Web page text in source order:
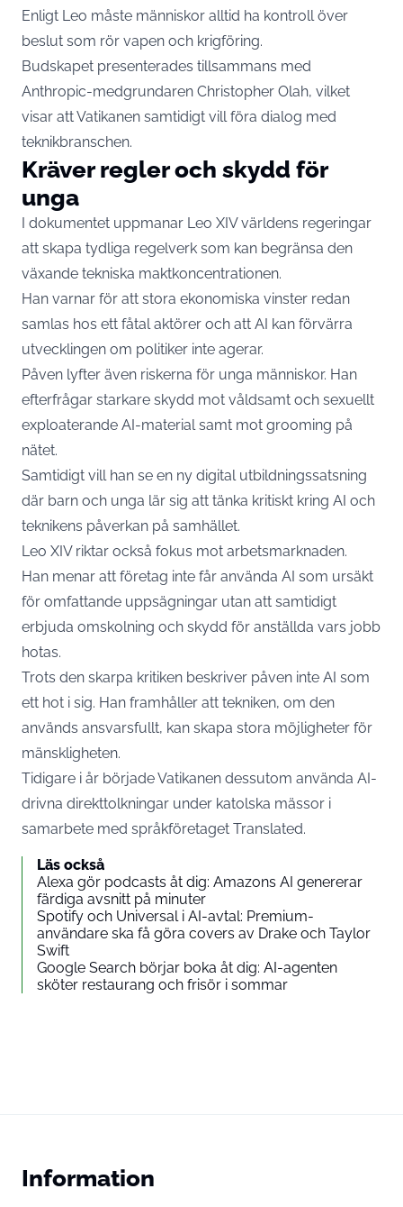
Enligt Leo måste människor alltid ha kontroll över
beslut som rör vapen och krigföring.
Budskapet presenterades tillsammans med
Anthropic-medgrundaren Christopher Olah, vilket
visar att Vatikanen samtidigt vill föra dialog med
teknikbranschen.
Kräver regler och skydd för
unga
I dokumentet uppmanar Leo XIV världens regeringar
att skapa tydliga regelverk som kan begränsa den
växande tekniska maktkoncentrationen.
Han varnar för att stora ekonomiska vinster redan
samlas hos ett fåtal aktörer och att AI kan förvärra
utvecklingen om politiker inte agerar.
Påven lyfter även riskerna för unga människor. Han
efterfrågar starkare skydd mot våldsamt och sexuellt
exploaterande AI-material samt mot grooming på
nätet.
Samtidigt vill han se en ny digital utbildningssatsning
där barn och unga lär sig att tänka kritiskt kring AI och
teknikens påverkan på samhället.
Leo XIV riktar också fokus mot arbetsmarknaden.
Han menar att företag inte får använda AI som ursäkt
för omfattande uppsägningar utan att samtidigt
erbjuda omskolning och skydd för anställda vars jobb
hotas.
Trots den skarpa kritiken beskriver påven inte AI som
ett hot i sig. Han framhåller att tekniken, om den
används ansvarsfullt, kan skapa stora möjligheter för
mänskligheten.
Tidigare i år började Vatikanen dessutom använda AI-
drivna direkttolkningar under katolska mässor i
samarbete med språkföretaget Translated.
Läs också
Alexa gör podcasts åt dig: Amazons AI genererar
färdiga avsnitt på minuter
Spotify och Universal i AI-avtal: Premium-
användare ska få göra covers av Drake och Taylor
Swift
Google Search börjar boka åt dig: AI-agenten
sköter restaurang och frisör i sommar
Information